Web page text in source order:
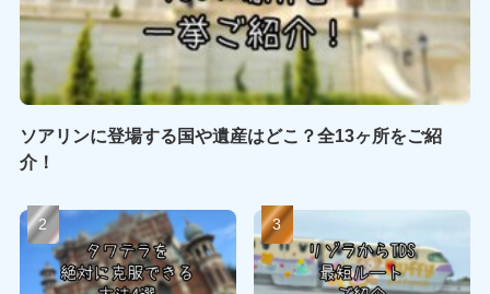
ソアリンに登場する国や遺産はどこ？全13ヶ所をご紹
介！